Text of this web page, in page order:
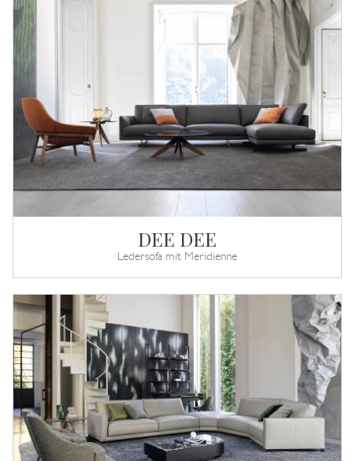
DEE DEE
Ledersofa mit Meridienne